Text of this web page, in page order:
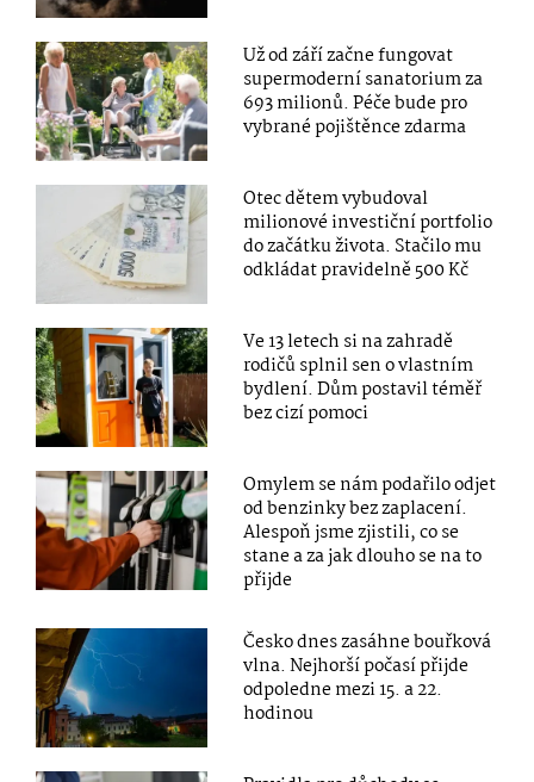
Už od září začne fungovat
supermoderní sanatorium za
693 milionů. Péče bude pro
vybrané pojištěnce zdarma
Otec dětem vybudoval
milionové investiční portfolio
do začátku života. Stačilo mu
odkládat pravidelně 500 Kč
Ve 13 letech si na zahradě
rodičů splnil sen o vlastním
bydlení. Dům postavil téměř
bez cizí pomoci
Omylem se nám podařilo odjet
od benzinky bez zaplacení.
Alespoň jsme zjistili, co se
stane a za jak dlouho se na to
přijde
Česko dnes zasáhne bouřková
vlna. Nejhorší počasí přijde
odpoledne mezi 15. a 22.
hodinou